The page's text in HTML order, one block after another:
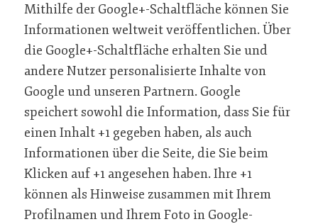
Mithilfe der Google+-Schaltfläche können Sie
Informationen weltweit veröffentlichen. Über
die Google+-Schaltfläche erhalten Sie und
andere Nutzer personalisierte Inhalte von
Google und unseren Partnern. Google
speichert sowohl die Information, dass Sie für
einen Inhalt +1 gegeben haben, als auch
Informationen über die Seite, die Sie beim
Klicken auf +1 angesehen haben. Ihre +1
können als Hinweise zusammen mit Ihrem
Profilnamen und Ihrem Foto in Google-